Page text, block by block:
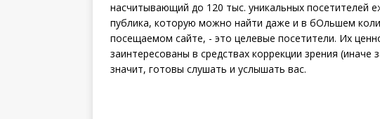
насчитывающий до 120 тыс. уникальных посетителей
публика, которую можно найти даже и в бOльшем
посещаемом сайте, - это целевые посетители. Их
заинтересованы в средствах коррекции зрения
значит, готовы слушать и услышать вас.